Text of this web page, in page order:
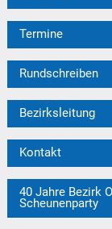
Termine
Rundschreiben
Bezirksleitung
Kontakt
40 Jahre Bezirk
Scheunenparty